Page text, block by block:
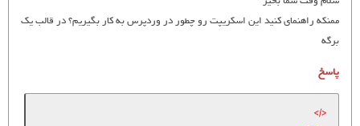
ممنکه راهنمای کنید این اسکریپت رو چطور در وردپرس به کار بگیریم؟ در قالب یک
برگه
پاسخ